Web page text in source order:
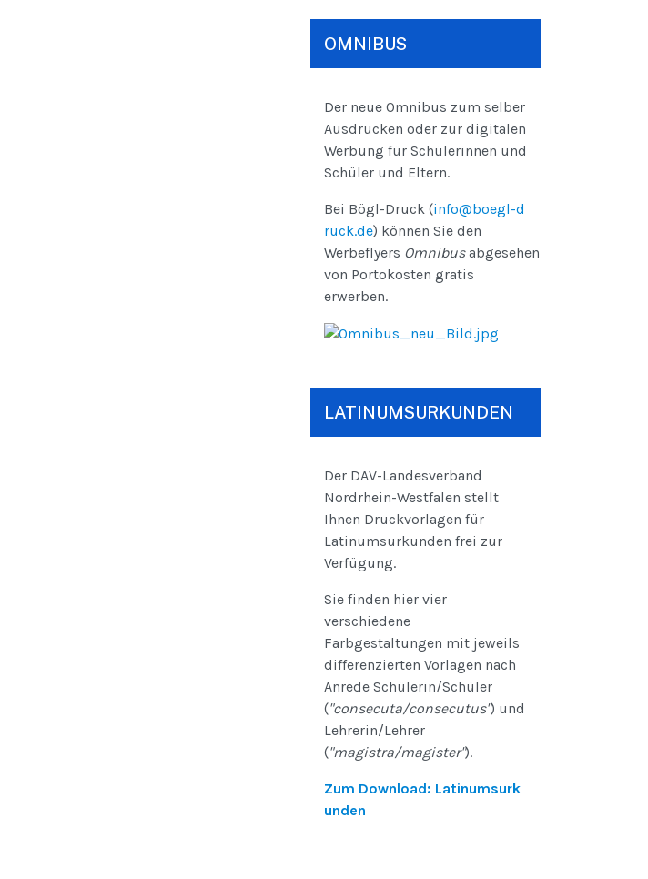
OMNIBUS
Der neue Omnibus zum selber
Ausdrucken oder zur digitalen
Werbung für Schülerinnen und
Schüler und Eltern.
Bei Bögl-Druck (info@boegl-d
ruck.de) können Sie den
Werbeflyers Omnibusabgesehen
von Portokosten gratis
erwerben.
LATINUMSURKUNDEN
Der DAV-Landesverband
Nordrhein-Westfalen stellt
Ihnen Druckvorlagen für
Latinumsurkunden frei zur
Verfügung.
Sie finden hier vier
verschiedene
Farbgestaltungen mit jeweils
differenzierten Vorlagen nach
Anrede Schülerin/Schüler
("consecuta/consecutus") und
Lehrerin/Lehrer
("magistra/magister").
Zum Download: Latinumsurk
unden